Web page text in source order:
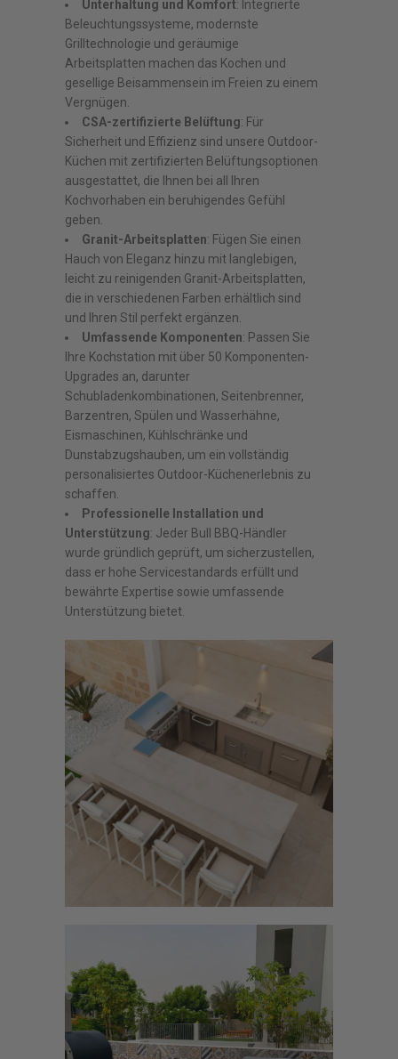
Unterhaltung und Komfort: Integrierte
Beleuchtungssysteme, modernste
Grilltechnologie und geräumige
Arbeitsplatten machen das Kochen und
gesellige Beisammensein im Freien zu einem
Vergnügen.
CSA-zertifizierte Belüftung: Für
Sicherheit und Effizienz sind unsere Outdoor-
Küchen mit zertifizierten Belüftungsoptionen
ausgestattet, die Ihnen bei all Ihren
Kochvorhaben ein beruhigendes Gefühl
geben.
Granit-Arbeitsplatten: Fügen Sie einen
Hauch von Eleganz hinzu mit langlebigen,
leicht zu reinigenden Granit-Arbeitsplatten,
die in verschiedenen Farben erhältlich sind
und Ihren Stil perfekt ergänzen.
Umfassende Komponenten: Passen Sie
Ihre Kochstation mit über 50 Komponenten-
Upgrades an, darunter
Schubladenkombinationen, Seitenbrenner,
Barzentren, Spülen und Wasserhähne,
Eismaschinen, Kühlschränke und
Dunstabzugshauben, um ein vollständig
personalisiertes Outdoor-Küchenerlebnis zu
schaffen.
Professionelle Installation und
Unterstützung: Jeder Bull BBQ-Händler
wurde gründlich geprüft, um sicherzustellen,
dass er hohe Servicestandards erfüllt und
bewährte Expertise sowie umfassende
Unterstützung bietet.